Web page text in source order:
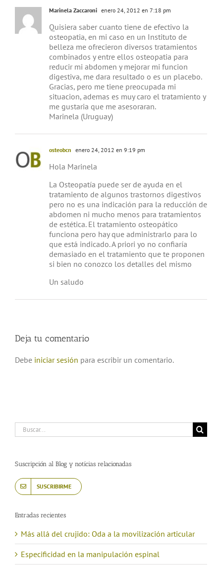
Marinela Zaccaroni enero 24, 2012 en 7:18 pm
Quisiera saber cuanto tiene de efectivo la
osteopatia, en mi caso en un Instituto de
belleza me ofrecieron diversos tratamientos
combinados y entre ellos osteopatia para
reducir mi abdomen y mejorar mi funcion
digestiva, me dara resultado o es un placebo.
Gracias, pero me tiene preocupada mi
situacion, ademas es muy caro el tratamiento y
me gustaria que me asesoraran.
Marinela (Uruguay)
osteobcn enero 24, 2012 en 9:19 pm
Hola Marinela
La Osteopatía puede ser de ayuda en el
tratamiento de algunos trastornos digestivos
pero no es una indicación para la reducción de
abdomen ni mucho menos para tratamientos
de estética. El tratamiento osteopático
funciona pero hay que administrarlo para lo
que está indicado. A priori yo no confiaría
demasiado en el tratamiento que te proponen
si bien no conozco los detalles del mismo
Un saludo
Deja tu comentario
Debe iniciar sesión para escribir un comentario.
Buscar:
Suscripción al Blog y notícias relacionadas
SUSCRIBIRME
Entradas recientes
Más allá del crujido: Oda a la movilización articular
Especificidad en la manipulación espinal